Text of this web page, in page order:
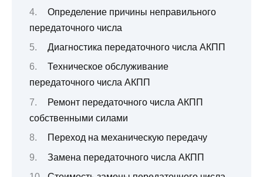
Определение причины неправильного
передаточного числа
Диагностика передаточного числа АКПП
Техническое обслуживание
передаточного числа АКПП
Ремонт передаточного числа АКПП
собственными силами
Переход на механическую передачу
Замена передаточного числа АКПП